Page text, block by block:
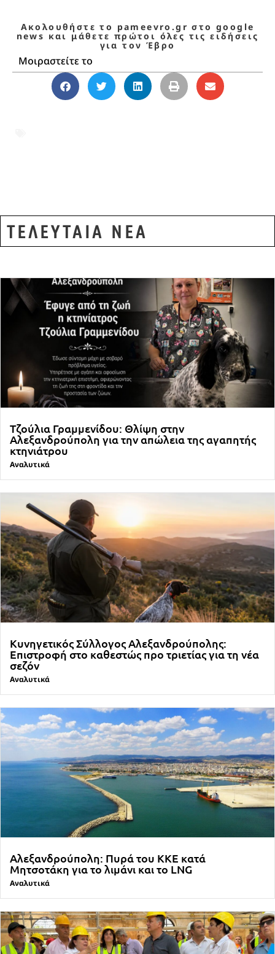
Ακολουθήστε το pameevro.gr στο google
news και μάθετε πρώτοι όλες τις ειδήσεις
για τον Έβρο
Μοιραστείτε το
ΤΕΛΕΥΤΑΙΑ ΝΕΑ
Τζούλια Γραμμενίδου: Θλίψη στην
Αλεξανδρούπολη για την απώλεια της αγαπητής
κτηνιάτρου
Αναλυτικά
Κυνηγετικός Σύλλογος Αλεξανδρούπολης:
Επιστροφή στο καθεστώς προ τριετίας για τη νέα
σεζόν
Αναλυτικά
Αλεξανδρούπολη: Πυρά του ΚΚΕ κατά
Μητσοτάκη για το λιμάνι και το LNG
Αναλυτικά